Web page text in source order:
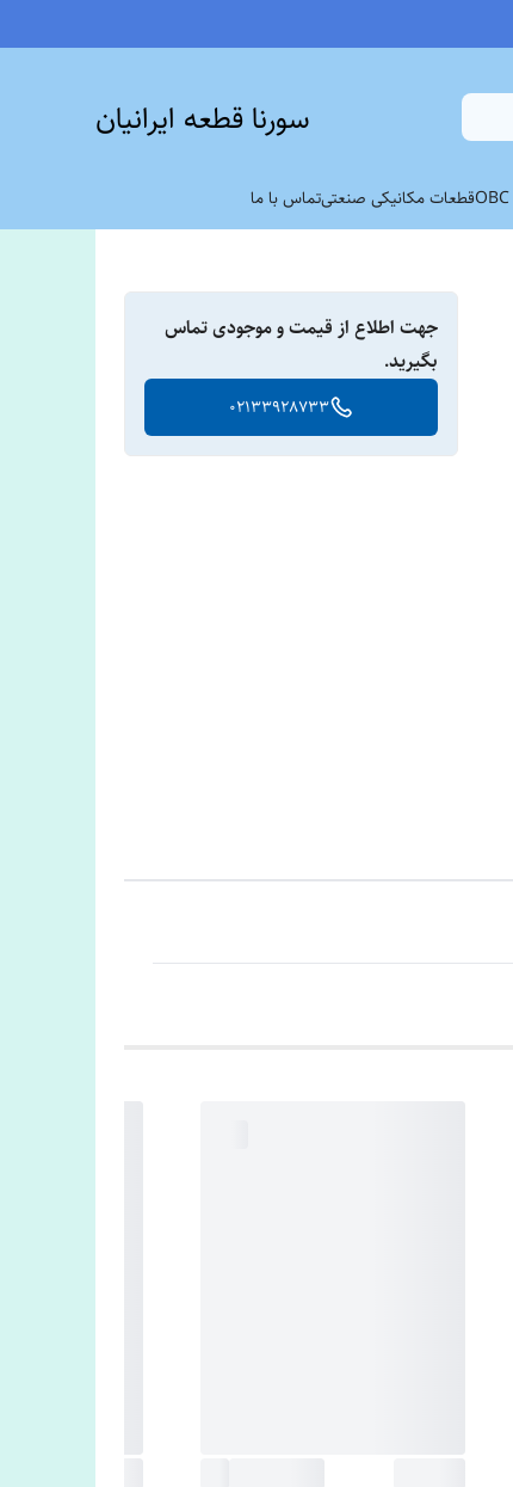
سورنا قطعه ایرانیان
قطعات مکانیکی صنعتیتماس با ما
جهت اطلاع از قیمت و موجودی تماس
بگیرید.
02133928733